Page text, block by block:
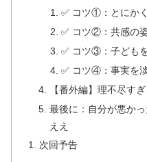
✅ コツ①：とにか
✅ コツ②：共感の
✅ コツ③：子ども
✅ コツ④：事実を
【番外編】理不尽す
最後に：自分が悪か
ええ
次回予告